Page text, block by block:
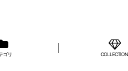
ゴリ COLLECTION